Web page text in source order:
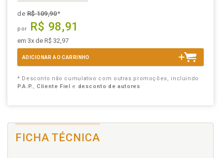
deR$ 109,90*
por R$ 98,91
em 3x de R$ 32,97
ADICIONAR AO CARRINHO
* Desconto não cumulativo com outras promoções, incluindo
P.A.P., Cliente Fiel e desconto de autores
FICHA TÉCNICA